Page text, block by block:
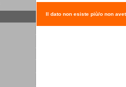
Il dato non esiste più/o non